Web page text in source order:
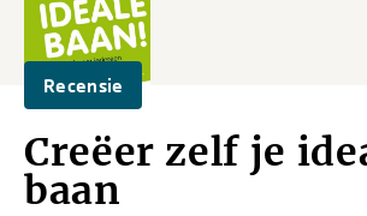
Recensie
Creëer zelf je
baan